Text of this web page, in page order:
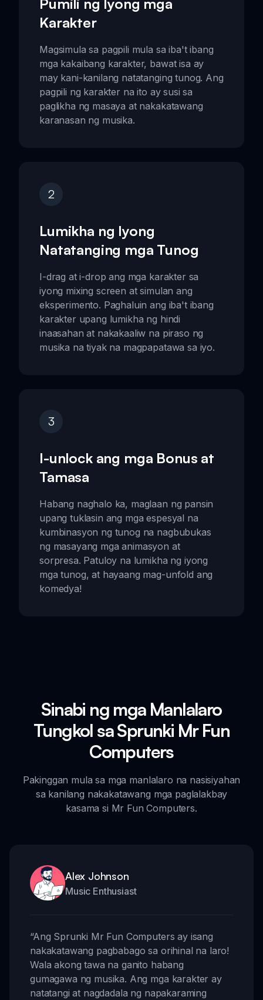
Karakter
Magsimula sa pagpili mula sa iba't ibang
mga kakaibang karakter, bawat isa ay
may kani-kanilang natatanging tunog. Ang
pagpili ng karakter na ito ay susi sa
paglikha ng masaya at nakakatawang
karanasan ng musika.
2
Lumikha ng Iyong
Natatanging mga Tunog
I-drag at i-drop ang mga karakter sa
iyong mixing screen at simulan ang
eksperimento. Paghaluin ang iba't ibang
karakter upang lumikha ng hindi
inaasahan at nakakaaliw na piraso ng
musika na tiyak na magpapatawa sa iyo.
3
I-unlock ang mga Bonus at
Tamasa
Habang naghalo ka, maglaan ng pansin
upang tuklasin ang mga espesyal na
kumbinasyon ng tunog na nagbubukas
ng masayang mga animasyon at
sorpresa. Patuloy na lumikha ng iyong
mga tunog, at hayaang mag-unfold ang
komedya!
Sinabi ng mga Manlalaro
Tungkol sa Sprunki Mr Fun
Computers
Pakinggan mula sa mga manlalaro na nasisiyahan
sa kanilang nakakatawang mga paglalakbay
kasama si Mr Fun Computers.
Alex Johnson
Music Enthusiast
“Ang Sprunki Mr Fun Computers ay isang
nakakatawang pagbabago sa orihinal na laro!
Wala akong tawa na ganito habang
gumagawa ng musika. Ang mga karakter ay
natatangi at nagdadala ng napakaraming